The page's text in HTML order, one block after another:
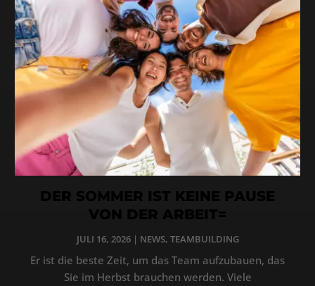
DER SOMMER IST KEINE PAUSE
VON DER ARBEIT=
JULI 16, 2026| NEWS, TEAMBUILDING
Er ist die beste Zeit, um das Team aufzubauen, das
Sie im Herbst brauchen werden. Viele